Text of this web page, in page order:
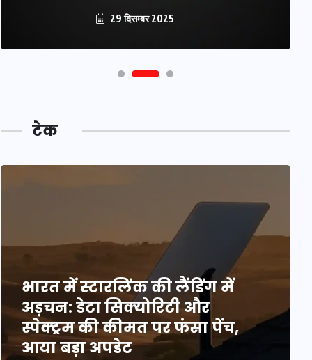
29 दिसम्बर 2025
टेक
भारत में स्टारलिंक की लैंडिंग में
अड़चन: डेटा सिक्योरिटी और
स्पेक्ट्रम की कीमत पर फंसा पेंच,
आया बड़ा अपडेट